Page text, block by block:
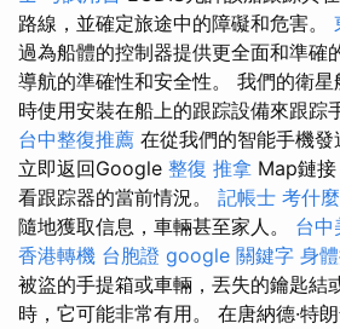
路線，並確定旅途中的障礙和危害。
過為船體的控制器提供更全面和準確
導航的準確性和安全性。 我們的衛
時使用安裝在船上的跟踪設備來跟踪
台中整復推薦 在從我們的智能手機
立即返回Google 整復 推拿 Map鏈
看跟踪器的當前情況。 記帳士 考什麼
隨地獲取信息，車輛甚至家人。 台中
香港轉機 台胞證 google 關鍵字 身
被盜的手提箱或車輛，丟失的鑰匙結
時，它可能非常有用。 在唐納德·特